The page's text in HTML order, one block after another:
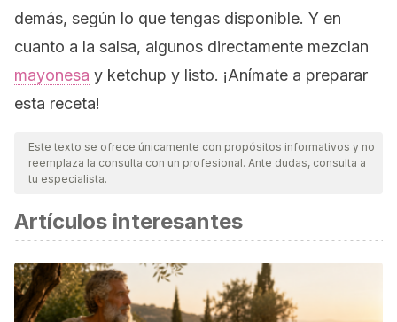
demás, según lo que tengas disponible. Y en
cuanto a la salsa, algunos directamente mezclan
mayonesa y ketchup y listo. ¡Anímate a preparar
esta receta!
Este texto se ofrece únicamente con propósitos informativos y no
reemplaza la consulta con un profesional. Ante dudas, consulta a
tu especialista.
Artículos interesantes